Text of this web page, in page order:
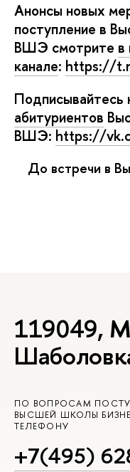
Анонсы новых
поступление в
ШЭ смотрите
канале: https://
Подписывайтесь
абитуриенто
ШЭ: https://
До встречи в
119049,
ПО ВОПРОСАМ
ЫСШЕЙ ШКОЛЫ
ТЕЛЕФОНУ
+7(495)